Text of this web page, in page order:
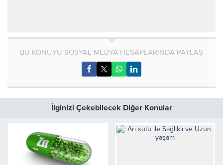
BU KONUYU SOSYAL MEDYA HESAPLARINDA PAYLAŞ
İlginizi Çekebilecek Diğer Konular